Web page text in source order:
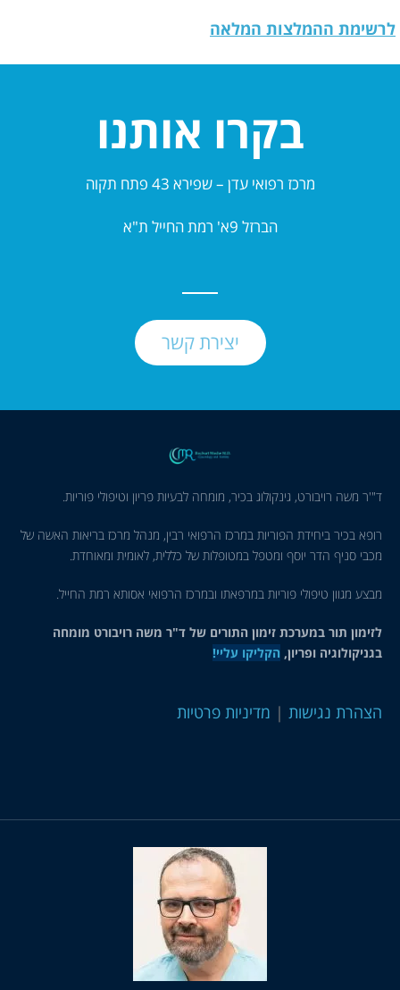
ההמלצות המלאה
בקרו אותנו
מרכז רפואי עדן – שפירא 43 פתח תקוה
הברזל 9א' רמת החייל ת"א
יצירת קשר
משה רויבורט, גינקולוג בכיר, מומחה לבעיות פריון וטיפולי פוריות.
בכיר ביחידת הפוריות במרכז הרפואי רבין, מנהל מרכז בריאות האשה של
סניף הדר יוסף ומטפל במטופלות של כללית, לאומית ומאוחדת.
מגוון טיפולי פוריות במרפאתו ובמרכז הרפואי אסותא רמת החייל.
תור במערכת זימון התורים של ד"ר משה רויבורט מומחה
ופריון,הקליקו עליי!
נגישות|מדיניות פרטיות